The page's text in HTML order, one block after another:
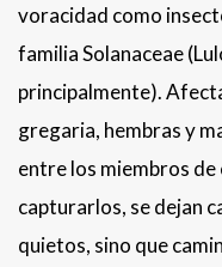
voracidad como
familia Solanaceae
principalmente).
gregaria, hembras y
entre los miembros
capturarlos, se dejan
quietos, sino que